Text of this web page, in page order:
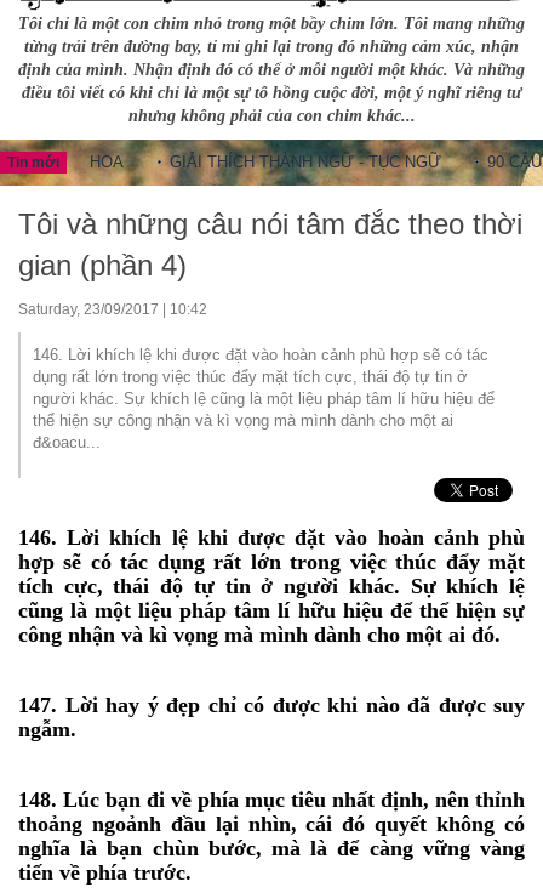
Tôi chỉ là một con chim nhỏ trong một bầy chim lớn. Tôi mang những
từng trải trên đường bay, tỉ mỉ ghi lại trong đó những cảm xúc, nhận
định của mình. Nhận định đó có thể ở mỗi người một khác. Và những
điều tôi viết có khi chỉ là một sự tô hồng cuộc đời, một ý nghĩ riêng tư
nhưng không phải của con chim khác...
Tin mới
HOA GIẢI THÍCH THÀNH NGỮ - TỤC NGỮ 90 CÂU
Tôi và những câu nói tâm đắc theo thời
gian (phần 4)
Saturday, 23/09/2017 | 10:42
146. Lời khích lệ khi được đặt vào hoàn cảnh phù hợp sẽ có tác
dụng rất lớn trong việc thúc đẩy mặt tích cực, thái độ tự tin ở
người khác. Sự khích lệ cũng là một liệu pháp tâm lí hữu hiệu để
thể hiện sự công nhận và kì vọng mà mình dành cho một ai
đ&oacu...
146. Lời khích lệ khi được đặt vào hoàn cảnh phù
hợp sẽ có tác dụng rất lớn trong việc thúc đẩy mặt
tích cực, thái độ tự tin ở người khác. Sự khích lệ
cũng là một liệu pháp tâm lí hữu hiệu để thể hiện sự
công nhận và kì vọng mà mình dành cho một ai đó.
147. Lời hay ý đẹp chỉ có được khi nào đã được suy
ngẫm.
148. Lúc bạn đi về phía mục tiêu nhất định, nên thỉnh
thoảng ngoảnh đầu lại nhìn, cái đó quyết không có
nghĩa là bạn chùn bước, mà là để càng vững vàng
tiến về phía trước.